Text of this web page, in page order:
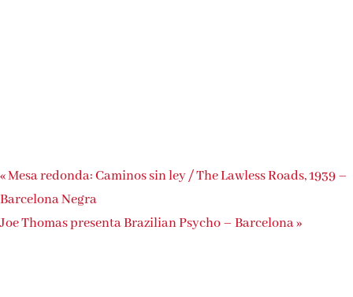
«Mesa redonda: Caminos sin ley / The Lawless Roads, 1939 –
Barcelona Negra
Joe Thomas presenta Brazilian Psycho – Barcelona»